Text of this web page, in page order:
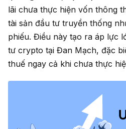
lãi chưa thực hiện vốn thông
tài sản đầu tư truyền thống
phiếu. Điều này tạo ra áp lực
tư crypto tại Đan Mạch, đặc
thuế ngay cả khi chưa thực